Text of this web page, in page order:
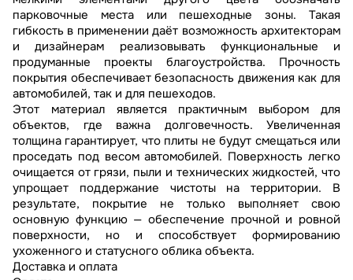
парковочные места или пешеходные зоны. Такая
гибкость в применении даёт возможность архитекторам
и дизайнерам реализовывать функциональные и
продуманные проекты благоустройства. Прочность
покрытия обеспечивает безопасность движения как для
автомобилей, так и для пешеходов.
Этот материал является практичным выбором для
объектов, где важна долговечность. Увеличенная
толщина гарантирует, что плиты не будут смещаться или
проседать под весом автомобилей. Поверхность легко
очищается от грязи, пыли и технических жидкостей, что
упрощает поддержание чистоты на территории. В
результате, покрытие не только выполняет свою
основную функцию — обеспечение прочной и ровной
поверхности, но и способствует формированию
ухоженного и статусного облика объекта.
Доставка и оплата